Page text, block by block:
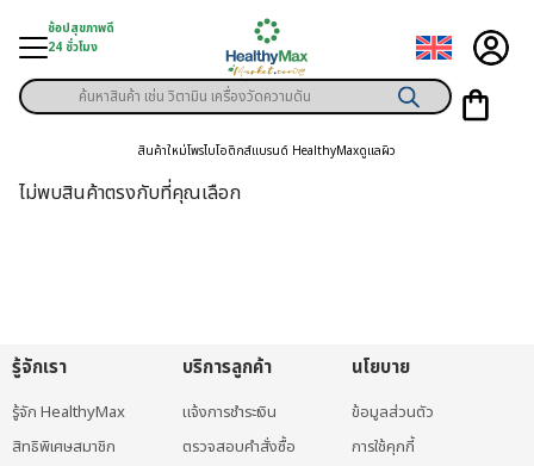
content
ช้อปสุขภาพดี
24 ชั่วโมง
มู่สินค้า
สุขภาพ
กค้า
Products
search
สินค้าใหม่โพรไบโอติกส์แบรนด์ HealthyMaxดูแลผิว
ไม่พบสินค้าตรงกับที่คุณเลือก
รู้จักเรา
รู้จัก HealthyMax
สิทธิพิเศษสมาชิก
บริการลูกค้า
แจ้งการชำระเงิน
ตรวจสอบคำสั่งซื้อ
นโยบาย
ข้อมูลส่วนตัว
การใช้คุกกี้